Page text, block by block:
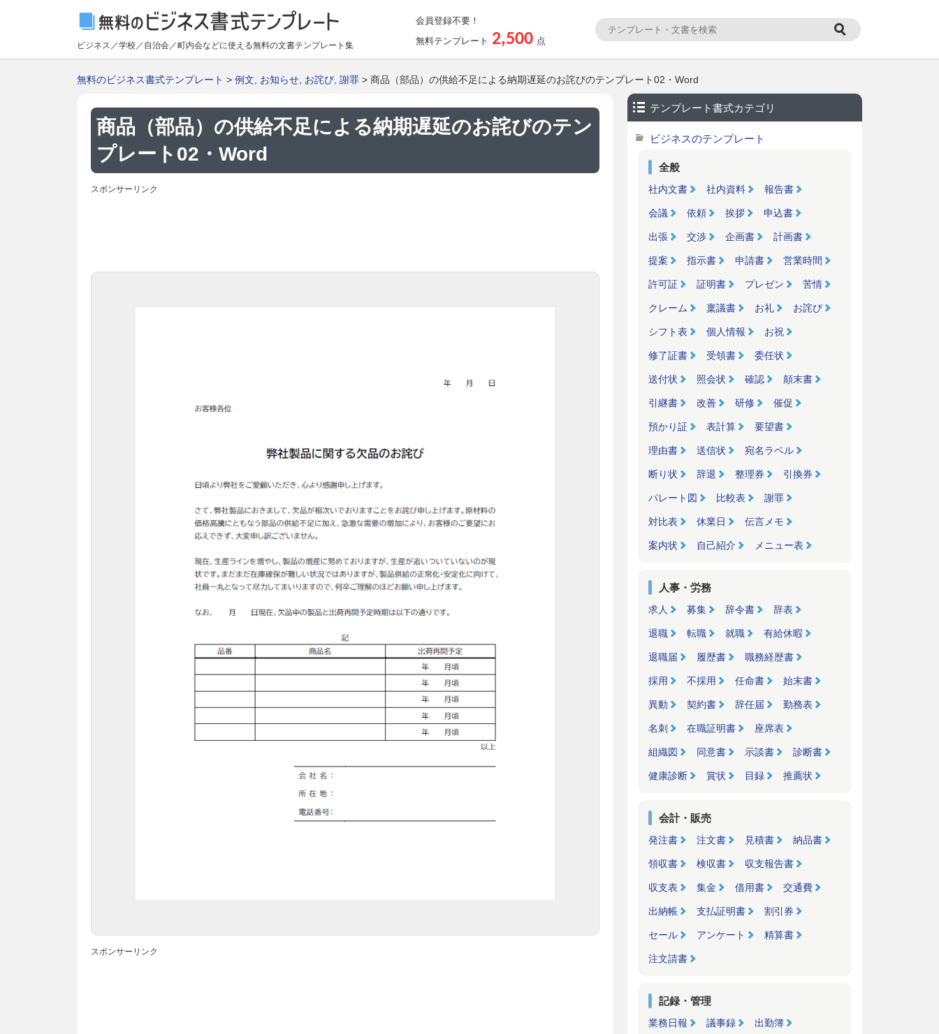
ビジネス／学校／自治会／町内会などに使える無料の文書テンプレート集
会員登録不要！
無料テンプレート 2,500 点
無料のビジネス書式テンプレート > 例文 お知らせ お詫び 謝罪 > 商品（部品）の供給不足による納期遅延のお詫びのテンプレート02・Word
商品（部品）の供給不足による納期遅延のお詫びのテン
プレート02・Word
スポンサーリンク
スポンサーリンク
テンプレート書式カテゴリ
ビジネスのテンプレート
全般
社内文書 社内資料 報告書
会議 依頼 挨拶 申込書
出張 交渉 企画書 計画書
提案 指示書 申請書 営業時間
許可証 証明書 プレゼン 苦情
クレーム 稟議書 お礼 お詫び
シフト表 個人情報 お祝
修了証書 受領書 委任状
送付状 照会状 確認 顛末書
引継書 改善 研修 催促
預かり証 表計算 要望書
理由書 送信状 宛名ラベル
断り状 辞退 整理券 引換券
パレート図 比較表 謝罪
対比表 休業日 伝言メモ
案内状 自己紹介 メニュー表
人事・労務
求人 募集 辞令書 辞表
退職 転職 就職 有給休暇
退職届 履歴書 職務経歴書
採用 不採用 任命書 始末書
異動 契約書 辞任届 勤務表
名刺 在職証明書 座席表
組織図 同意書 示談書 診断書
健康診断 賞状 目録 推薦状
会計・販売
発注書 注文書 見積書 納品書
領収書 検収書 収支報告書
収支表 集金 借用書 交通費
出納帳 支払証明書 割引券
セール アンケート 精算書
注文請書
記録・管理
業務日報 議事録 出勤簿